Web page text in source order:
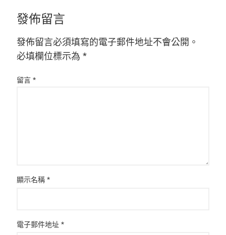
發佈留言
發佈留言必須填寫的電子郵件地址不會公開。
必填欄位標示為 *
留言 *
顯示名稱 *
電子郵件地址 *